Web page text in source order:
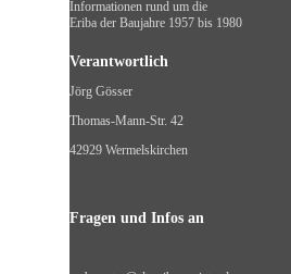
Informationen rund um die
Eriba der Baujahre 1957 bis 1980
Verantwortlich
Jörg Gösser
Thomas-Mann-Str. 42
42929 Wermelskirchen
Fragen und Infos an